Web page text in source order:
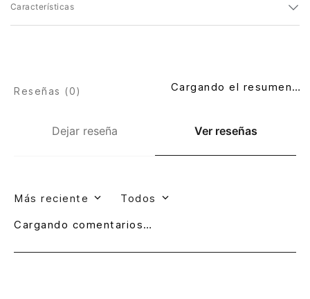
Características
Dejar reseña Ver reseñas
Reseñas (0) Cargando el resumen…
Más reciente Todos
Cargando comentarios…